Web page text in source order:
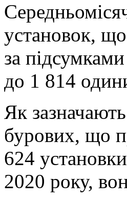
установок,
за
до 1 814
Як
бурових, що
624
2020 року,